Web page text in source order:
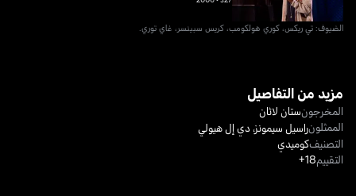
الضيوف: تي ريكس، كوري هولكومب، كريس سبينسر، غاي توري.
مزيد من التفاصيل
المخرجونستان لاثان
الممثلونراسيل سيمونز، دي إل هيولي
التصنيفكوميدي
التقييم18+